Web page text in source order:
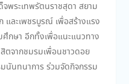
จพระเทพรัตนราชสุดา สยาม
และเพชรบูรณ์ เพื่อสร้างแรง
ศึกษา อีกทั้งเพื่อแนะแนวทาง
จากชมรมเพื่อนชาวดอย
นทนาการ ร่วมจัดกิจกรรม